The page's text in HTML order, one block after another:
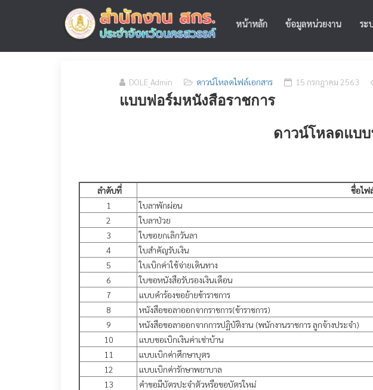
หน้าหลัก ข้อมูลหน่วยงาน ระ
DOLE_Admin ดาวน์โหลดไฟล์เอกสาร 15 กรกฎาคม 2563
แบบฟอร์มหนังสือราชการ
ดาวน์โหลดแบ
ลำดับที่ ชื่อไฟ
1
ใบลาพักผ่อน
2
ใบลาป่วย
3
ใบขอยกเลิกวันลา
4
ใบสำคัญรับเงิน
5
ใบเบิกค่าใช้จ่ายเดินทาง
6
ใบขอหนังสือรับรองเงินเดือน
7
แบบคำร้องขอย้ายข้าราชการ
8
หนังสือขอลาออกจากราชการ(ข้าราชการ)
9
หนังสือขอลาออกจากการปฏิบัติงาน (พนักงานราชการ ลูกจ้างประจำ)
10
แบบขอเบิกเงินค่าเช่าบ้าน
11
แบบเบิกค่าศึกษาบุตร
12
แบบเบิกค่ารักษาพยาบาล
13
คำขอมีบัตรปะจำตัวหรือขอบัตรใหม่